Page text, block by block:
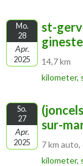
Mo.
28
Apr.
2025
st-
14,7 km
kilometer,
So.
27
Apr.
2025
sur-
7 km auto,
kilometer,